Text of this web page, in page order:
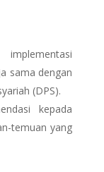
sama dengan
(DPS).
kepada
temuan yang